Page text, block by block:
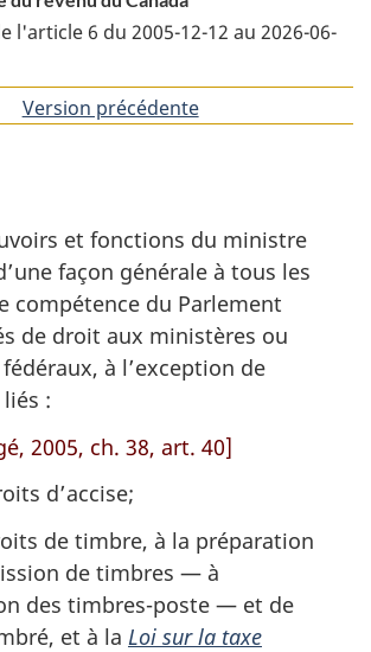
l'article 6 du 2005-12-12 au 2026-06-
Version précédentede
et fonctions du ministre
façon générale à tous les
compétence du Parlement
de droit aux ministères ou
à l’exception de
liés :
2005, ch. 38, art. 40]
d’accise;
de timbre, à la préparation
de timbres — à
des timbres-poste — et de
et à la Loi sur la taxe